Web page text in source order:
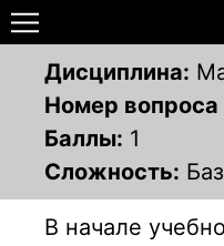
Дисциплина:
Номер вопроса
Баллы: 1
Сложность:
В начале